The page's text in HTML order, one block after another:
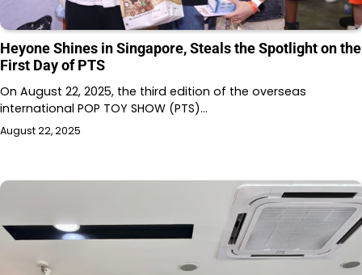
Heyone Shines in Singapore, Steals the Spotlight on the
First Day of PTS
On August 22, 2025, the third edition of the overseas
international POP TOY SHOW (PTS)…
August 22, 2025